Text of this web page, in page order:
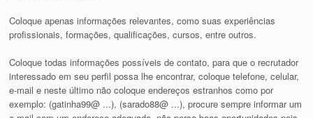
Coloque apenas informações relevantes, como suas experiências
profissionais, formações, qualificações, cursos, entre outros.
Coloque todas informações possíveis de contato, para que o recrutador
interessado em seu perfil possa lhe encontrar, coloque telefone, celular,
e-mail e neste último não coloque endereços estranhos como por
exemplo: (gatinha99@ ...), (sarado88@ ...), procure sempre informar um